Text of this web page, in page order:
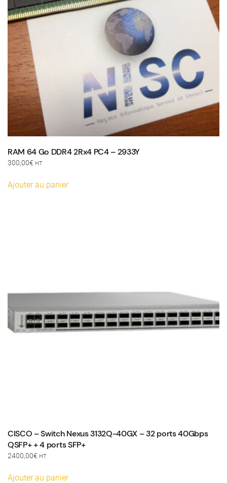
RAM 64 Go DDR4 2Rx4 PC4 – 2933Y
300,00€ HT
Ajouter au panier
CISCO – Switch Nexus 3132Q-40GX – 32 ports 40Gbps
QSFP+ + 4 ports SFP+
2400,00€ HT
Ajouter au panier